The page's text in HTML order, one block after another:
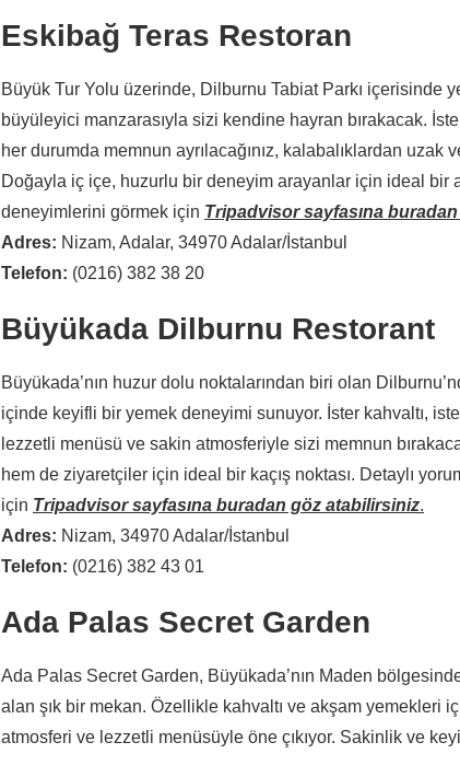
Eskibağ Teras Restoran
Büyük Tur Yolu üzerinde, Dilburnu Tabiat Parkı içerisinde
büyüleyici manzarasıyla sizi kendine hayran bırakacak.
her durumda memnun ayrılacağınız, kalabalıklardan uzak
Doğayla iç içe, huzurlu bir deneyim arayanlar için ideal bir
deneyimlerini görmek için Tripadvisor sayfasına
Adres: Nizam, Adalar, 34970 Adalar/İstanbul
Telefon: (0216) 382 38 20
Büyükada Dilburnu Restorant
Büyükada’nın huzur dolu noktalarından biri olan
içinde keyifli bir yemek deneyimi sunuyor. İster kahvaltı,
lezzetli menüsü ve sakin atmosferiyle sizi memnun
hem de ziyaretçiler için ideal bir kaçış noktası. Detaylı
için Tripadvisor sayfasına buradan göz atabilirsiniz.
Adres: Nizam, 34970 Adalar/İstanbul
Telefon: (0216) 382 43 01
Ada Palas Secret Garden
Ada Palas Secret Garden, Büyükada’nın Maden
alan şık bir mekan. Özellikle kahvaltı ve akşam yemekleri
atmosferi ve lezzetli menüsüyle öne çıkıyor. Sakinlik ve